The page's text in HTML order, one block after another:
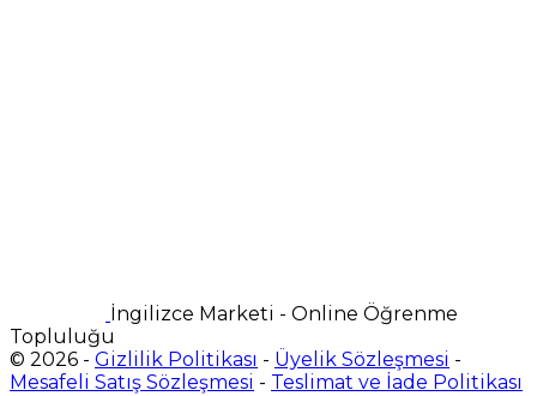
İngilizce Marketi - Online Öğrenme
Topluluğu
© 2026 - Gizlilik Politikası - Üyelik Sözleşmesi -
Mesafeli Satış Sözleşmesi - Teslimat ve İade Politikası